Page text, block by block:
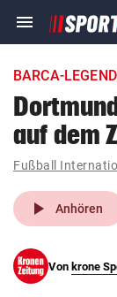
menu Navigation
ein-/
account_circle Anmelden
pin_drop
Wien
BARCA-
auf dem
Fußball
play_arrow Anhören
Von krone